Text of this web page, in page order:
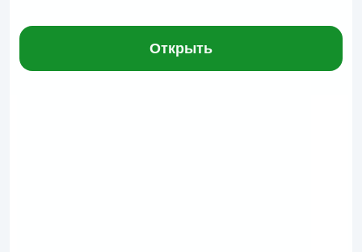
Открыть